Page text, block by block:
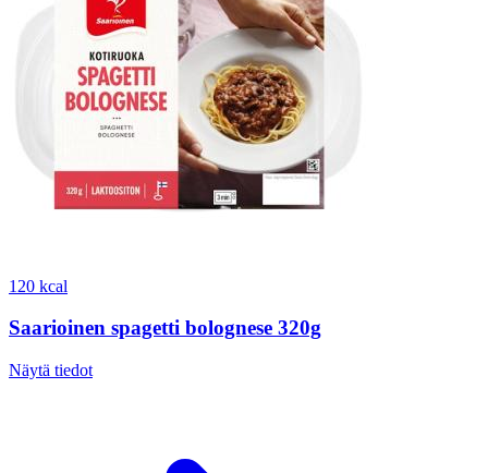
120 kcal
Saarioinen spagetti bolognese 320g
Näytä tiedot